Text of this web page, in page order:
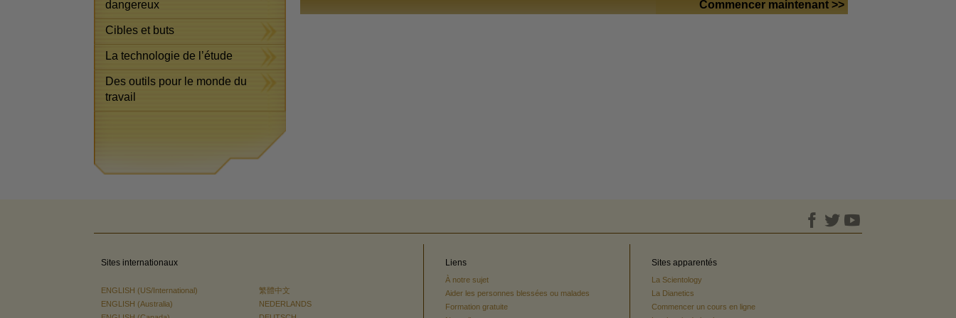
Commencer maintenant >>
dangereux
Cibles et buts
La technologie de l’étude
Des outils pour le monde du
travail
Sites internationaux
ENGLISH (US/International)
ENGLISH (Australia)
繁體中文
NEDERLANDS
Liens
À notre sujet
Aider les personnes blessées ou malades
Formation gratuite
Sites apparentés
La Scientology
La Dianetics
Commencer un cours en ligne